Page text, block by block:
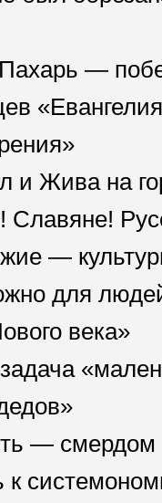
—
и Жива на
Славяне!
—
для
века»
— смердом